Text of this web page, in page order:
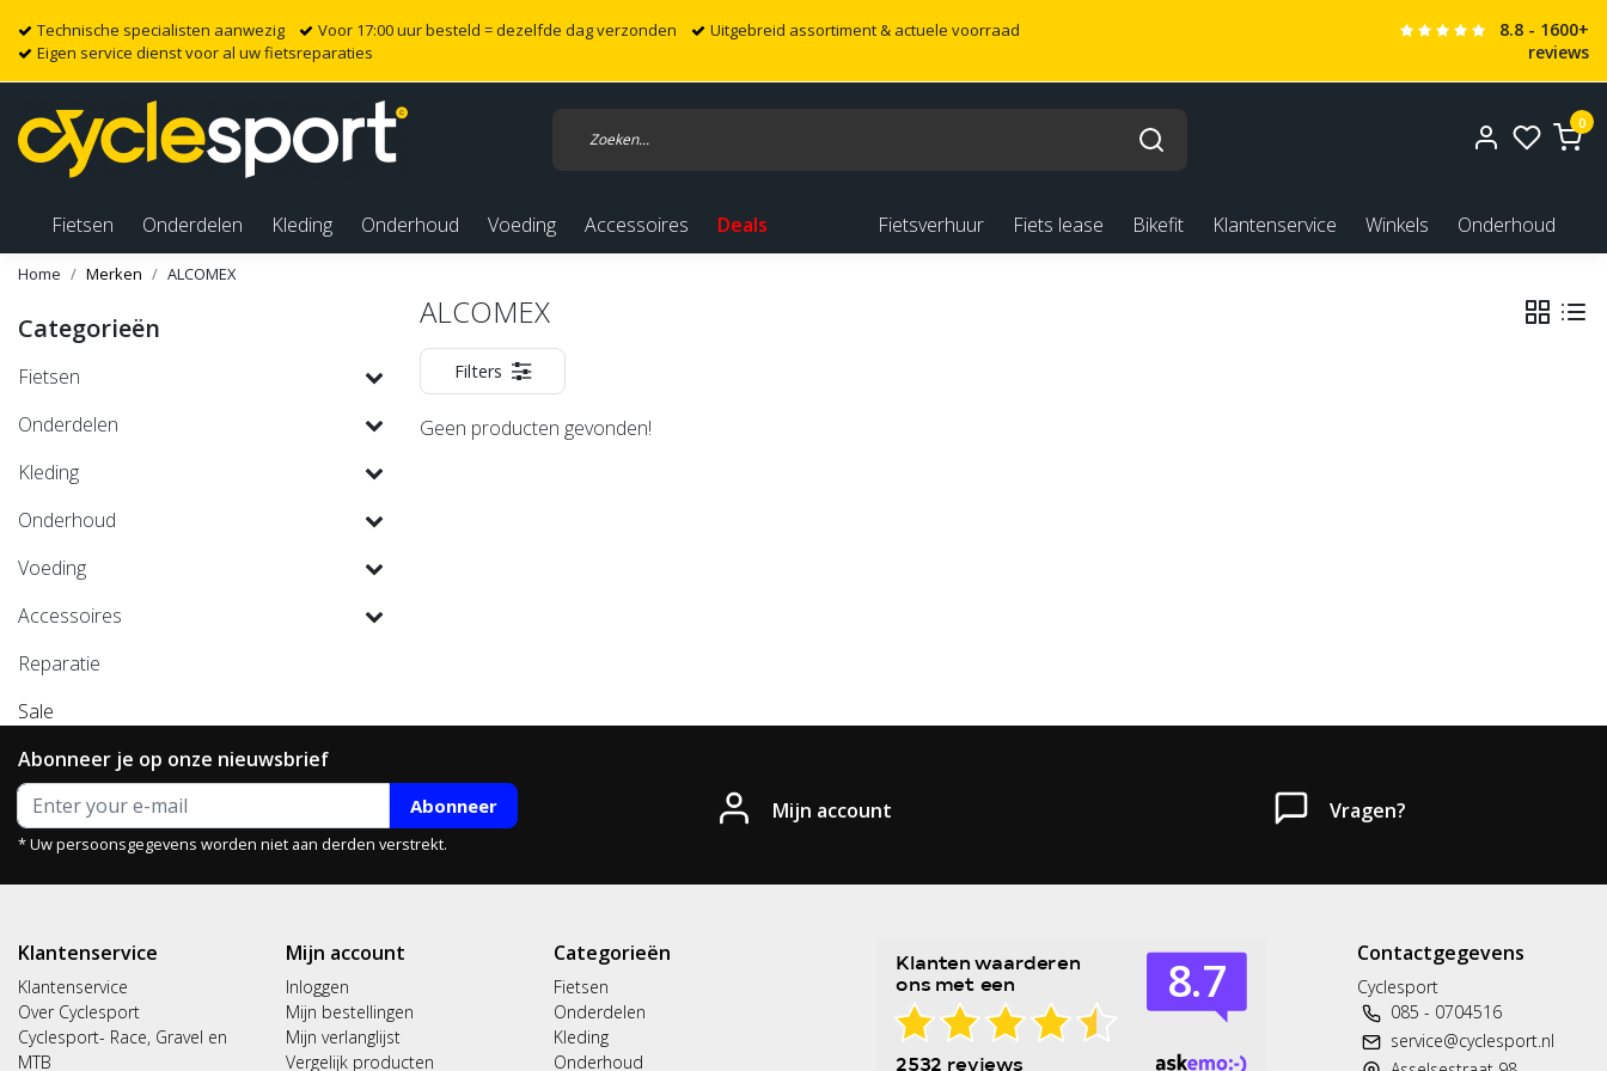
Technische specialisten aanwezig Voor 17:00 uur besteld = dezelfde dag verzonden
Uitgebreid assortiment & actuele voorraad
Eigen service dienst voor al uw fietsreparaties
8.8 - 1600+
reviews
0
Fietsen Onderdelen Kleding Onderhoud Voeding Accessoires Deals Fietsverhuur Fiets lease Bikefit Klantenservice Winkels Onderhoud
Home Merken ALCOMEX
Categorieën
Fietsen
Onderdelen
Kleding
Onderhoud
Voeding
Accessoires
Reparatie
Sale
ALCOMEX
Filters
Geen producten gevonden!
Abonneer je op onze nieuwsbrief
Abonneer
* Uw persoonsgegevens worden niet aan derden verstrekt.
Mijn account Vragen?
Klantenservice
Klantenservice
Over Cyclesport
Cyclesport- Race, Gravel en
MTB
Mijn account
Inloggen
Mijn bestellingen
Mijn verlanglijst
Vergelijk producten
Categorieën
Fietsen
Onderdelen
Kleding
Onderhoud
Contactgegevens
Cyclesport
085 - 0704516
service@cyclesport.nl